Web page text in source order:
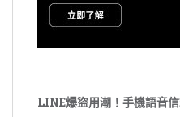
LINE爆盜用潮！手機語音